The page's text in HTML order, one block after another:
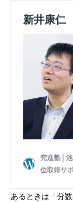
あるときは「分